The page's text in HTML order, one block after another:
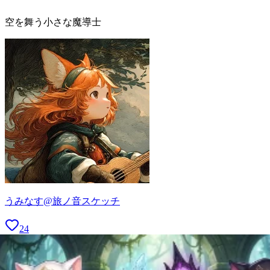
空を舞う小さな魔導士
うみなす@旅ノ音スケッチ
24